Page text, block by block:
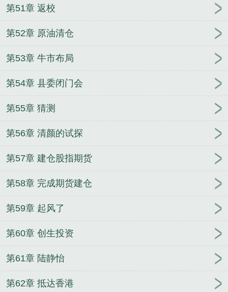
第51章 返校
第52章 原油清仓
第53章 牛市布局
第54章 县委闭门会
第55章 猜测
第56章 清颜的试探
第57章 建仓股指期货
第58章 完成期货建仓
第59章 起风了
第60章 创生投资
第61章 陆静怡
第62章 抵达香港